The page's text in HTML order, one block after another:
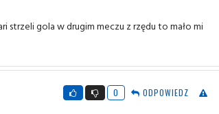
strzeli gola w drugim meczu z rzędu to mało mi
0 ODPOWIEDZ